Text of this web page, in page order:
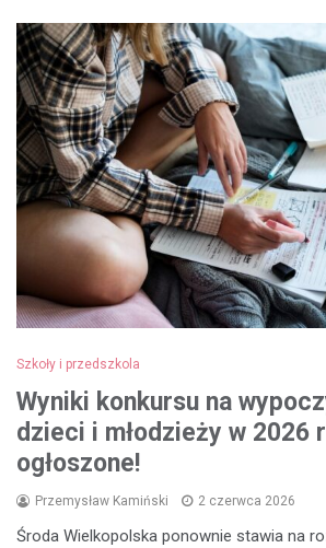
Szkoły i przedszkola
Wyniki konkursu na
dzieci i młodzieży w 2026
ogłoszone!
Przemysław Kamiński 2 czerwca 2026
Środa Wielkopolska ponownie stawia na